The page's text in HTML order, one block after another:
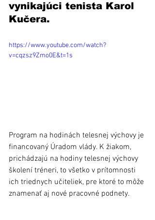
vynikajúci tenista Karol
Kučera.
https://www.youtube.com/watch?
v=cqzsz9Zmo0E&t=1s
Program na hodinách telesnej výchovy je
financovaný Úradom vlády. K žiakom,
prichádzajú na hodiny telesnej výchovy
školení tréneri, to všetko v prítomnosti
ich triednych učiteliek, pre ktoré to môže
znamenať aj nové pracovné podnety.